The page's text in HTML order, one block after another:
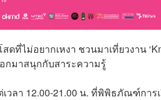
ไม่อยากเหงา ชวนมาเที่ยวงาน
กมาสนุกกับสาระความรู้
วลา 12.00-21.00 น. ที่พิพิธภัณฑ์การ